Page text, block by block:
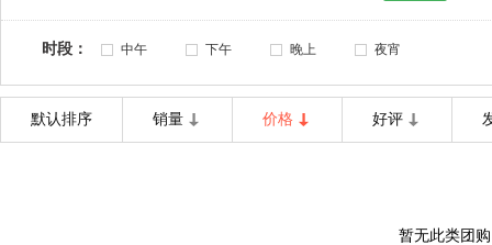
时段： 中午 下午 晚上 夜宵
默认排序 销量 价格 好评
暂无此类团